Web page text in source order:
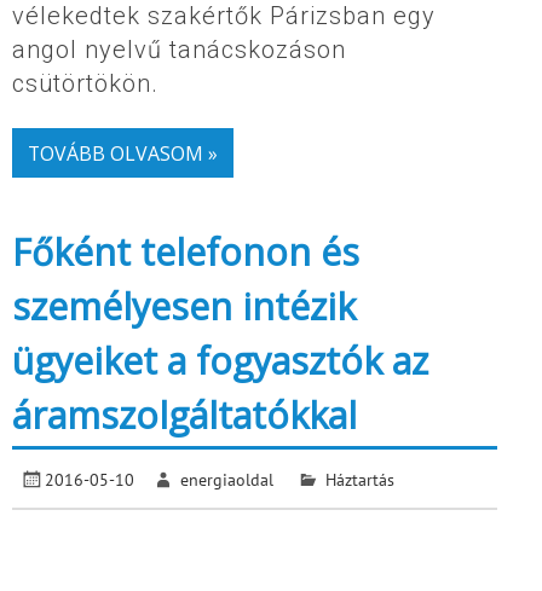
vélekedtek szakértők Párizsban egy
angol nyelvű tanácskozáson
csütörtökön.
TOVÁBB OLVASOM »
Főként telefonon és
személyesen intézik
ügyeiket a fogyasztók az
áramszolgáltatókkal
2016-05-10 energiaoldal Háztartás